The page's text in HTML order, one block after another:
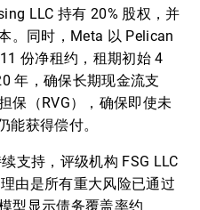
LLC 持有 20% 股权，并
。同时，Meta 以 Pelican
份净租约，租期初始 4
年，确保长期现金流支
保（RVG），确保即使未
能获得偿付。
支持，评级机构 FSG LLC
由是所有重大风险已通过
型显示债务覆盖率约